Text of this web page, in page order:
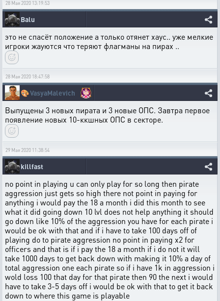
28 Мая 2020 13:19:53
Balu
это не спасёт положение а только отянет хаус.. уже мелкие
игроки жауются что теряют флагманы на пирах ..
28 Мая 2020 18:47:58
🎨VasyaMalevich
Выпущены 3 новых пирата и 3 новые ОПС. Завтра первое
появление новых 10-ккшных ОПС в секторе.
29 Мая 2020 11:38:54
killfast
no point in playing u can only play for so long then pirate
aggression just gets so high there not point in paying for
anything i would pay the 18 a month i did this month to see
what it did going down 10 lvl does not help anything it should
go down like 10% of the aggression you have for each pirate i
would be ok with that and if i have to take 100 days off of
playing do to pirate aggression no point in paying x2 for
officers and that is if i pay the 18 a month if i do not it will
take 1000 days to get back down with making it 10% a day of
total aggression one each pirate so if i have 1k in aggression i
wold loss 100 that day for that pirate then 90 the next i would
have to take 3-5 days off i would be ok with that to get it back
down to where this game is playable